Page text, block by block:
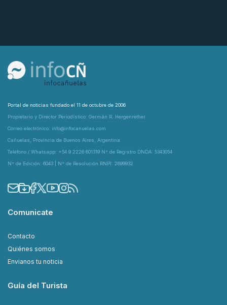
Portal de noticias fundado el 11 de octubre de 2006
Propietario y Director Periodístico: Germán R. Hergenrether
Correo electrónico: info@infocanuelas.com
Cañuelas, Provincia de Buenos Aires, Argentina
Teléfono / Whatsapp: +54 9 2226 601319 N° de Registro DNDA: 5343054
N° de Edición: 6043 | N° de Resolución RNPI: 2699932
Comunicate
Contacto
Quiénes somos
Envianos tu noticia
Guía del Turista